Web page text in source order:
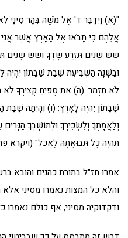
"(א) וַיְדַבֵּר ד' אֶל מֹשֶׁה בְּהַר סִינַי
אֲלֵהֶם כִּי תָבֹאוּ אֶל הָאָרֶץ אֲשֶׁר
שֵׁשׁ שָׁנִים תִּזְרַע שָׂדֶךָ וְשֵׁשׁ שָׁנִים
וּבַשָּׁנָה הַשְּׁבִיעִת שַׁבַּת שַׁבָּתוֹן
לֹא תִזְמֹר: (ה) אֵת סְפִיחַ קְצִירְךָ לֹא
שַׁבָּתוֹן יִהְיֶה לָאָרֶץ: (ו) וְהָיְתָה
וְלַאֲמָתֶךָ וְלִשְׂכִירְךָ וּלְתוֹשָׁבְךָ
תִּהְיֶה כָל תְּבוּאָתָהּ לֶאֱכֹל" (ויקרא
אמרו חז"ל בתורת כהנים והובא
והלא כל המצות נאמרו מסיני
ודקדוקיה מסיני, אף כולם נאמרו